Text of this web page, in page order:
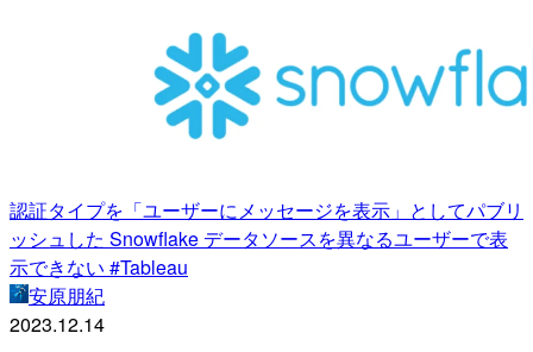
認証タイプを「ユーザーにメッセージを表示」としてパブリ
ッシュした Snowflake データソースを異なるユーザーで表
示できない #Tableau
安原朋紀
2023.12.14